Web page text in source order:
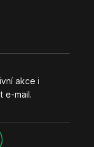
akce i
e-mail.